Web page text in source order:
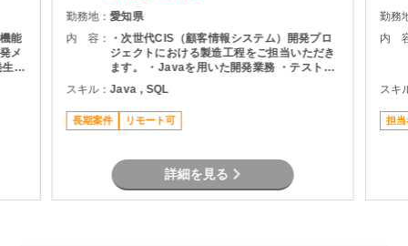
能
メ
勤務地：愛知県
内 容：
・次世代CIS（顧客情報システム）開発プロ
ジェクトにおける製造工程をご担当いただき
ます。 ・Javaを用いた開発業務 ・テスト実
施（Junit） ・Oracle環境での開発 ・結合工
程を中心とした開発支援
スキル：Java , SQL
長期案件 リモート可
詳細を見る
勤務
内
スキ
担当